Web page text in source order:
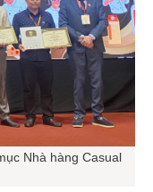
Nhà hàng Casual